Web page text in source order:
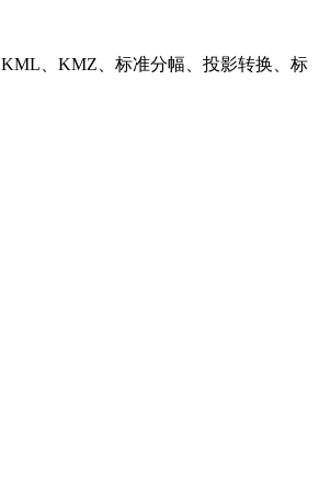
、KMZ、标准分幅、投影转换、标